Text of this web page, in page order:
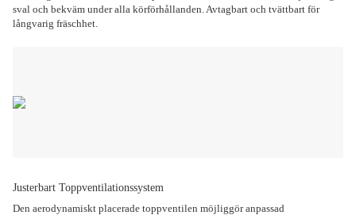
sval och bekväm under alla körförhållanden. Avtagbart och tvättbart för
långvarig fräschhet.
Justerbart Toppventilationssystem
Den aerodynamiskt placerade toppventilen möjliggör anpassad